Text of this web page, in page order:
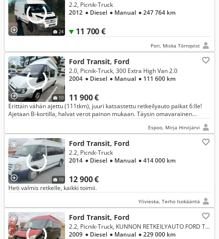
24 11 700 €
2.2, Picnik-Truck
2012 ● Diesel ● Manual ● 247 764 km
Pori, Miska Törnqvist
10
Ford Transit, Ford
11 900 €
2.0, Picnik-Truck, 300 Extra High Van 2.0
2004 ● Diesel ● Manual ● 111 600 km
Erittäin vähän ajettu (111tkm), juuri katsastettu retkeilyauto paikat 6:lle!
Ajetaan B-kortilla, halvat verot painon mukaan. Täysin omavarainen
Espoo, Mirja Hirvijärvi
10
Ford Transit, Ford
12 900 €
2.2, Picnik-Truck
2014 ● Diesel ● Manual ● 414 000 km
Heti valmis retkelle, kaikki toimii.
Ylivieska, Terho Isokääntä
Ford Transit, Ford
2.2, Picnik-Truck, KUNNON RETKEILYAUTO FORD TRANSIT 2.2 TDCI LECTIKAN BUSSIMALLISTA TEHTY 6-HENGELLE REKISTERÖITY HENKILÖAUTO SIS. ALV:N !
2009 ● Diesel ● Manual ● 229 000 km